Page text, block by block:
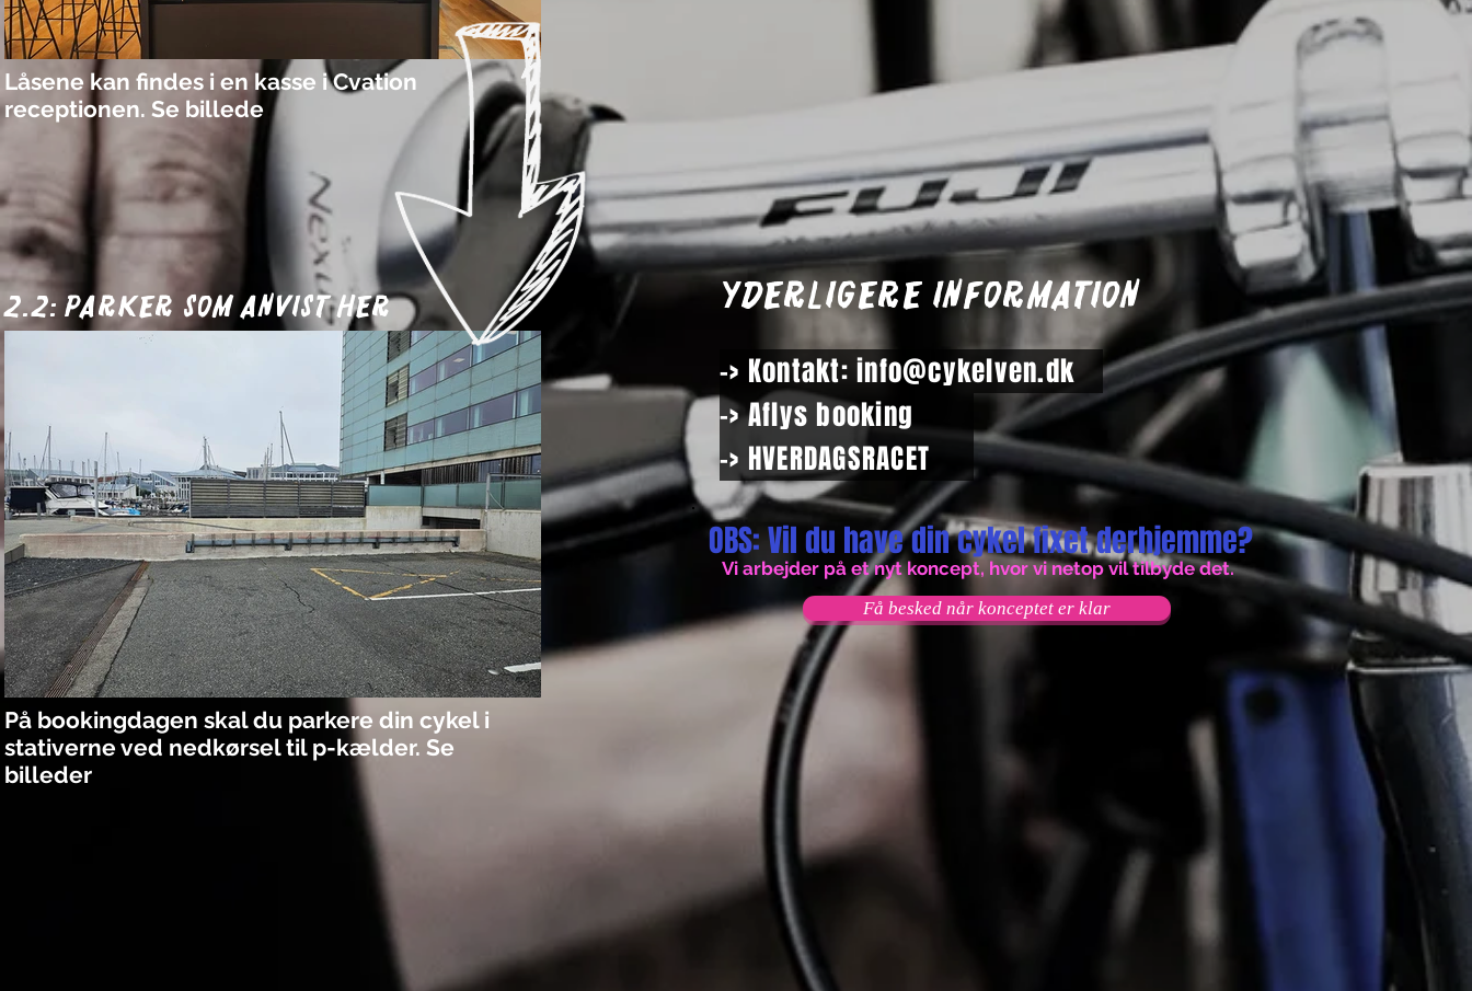
Låsene kan findes i en kasse i Cvation
receptionen. Se billede
2.2: parker som anvist her
På bookingdagen skal du parkere din cykel i
stativerne ved nedkørsel til p-kælder. Se
billeder
Yderligere information
-> Kontakt: info@cykelven.dk
-> Aflys booking
-> HVERDAGSRACET
OBS: Vil du have din cykel fixet derhjemme?
Vi arbejder på et nyt koncept, hvor vi netop vil tilbyde det.
Få besked når konceptet er klar